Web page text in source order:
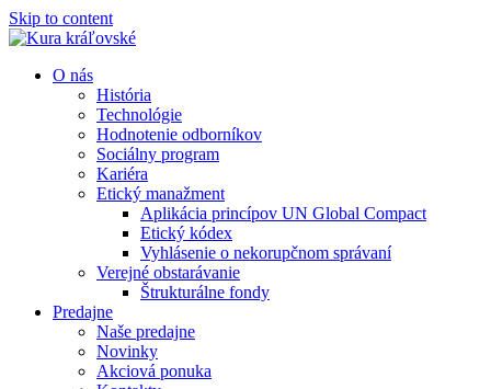
Skip to content
O nás
História
Technológie
Hodnotenie odborníkov
Sociálny program
Kariéra
Etický manažment
Aplikácia princípov UN Global Compact
Etický kódex
Vyhlásenie o nekorupčnom správaní
Verejné obstarávanie
Štrukturálne fondy
Predajne
Naše predajne
Novinky
Akciová ponuka